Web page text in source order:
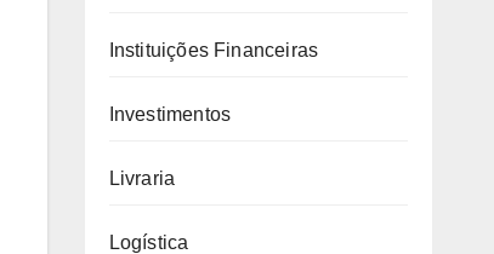
Instituições Financeiras
Investimentos
Livraria
Logística